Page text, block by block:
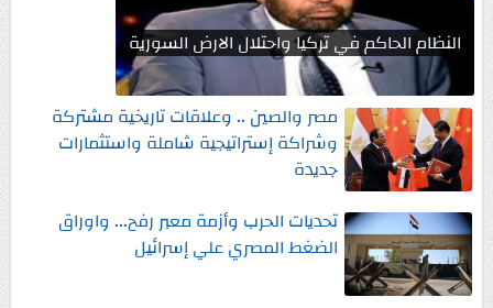
النظام الحاكم في تركيا واحتلال الارض السورية
مصر والصين .. وعلاقات تاريخية مشتركة
وشراكة إستراتيجية شاملة واستثمارات
جديدة
تحديات الحرب وأزمة معبر رفح... واوراق
الضغط المصري علي إسرائيل